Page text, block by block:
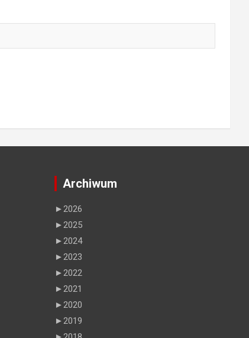
Archiwum
►2026
►2025
►2024
►2023
►2022
►2021
►2020
►2019